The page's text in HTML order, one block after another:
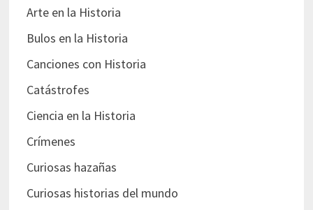
Arte en la Historia
Bulos en la Historia
Canciones con Historia
Catástrofes
Ciencia en la Historia
Crímenes
Curiosas hazañas
Curiosas historias del mundo